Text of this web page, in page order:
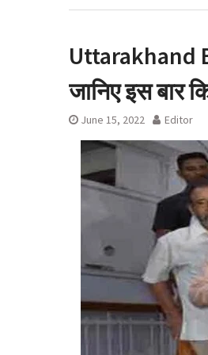
Uttarakhand
जानिए इस बार
June 15, 2022 Editor